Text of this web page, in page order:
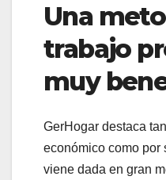
Una
trabajo
muy
GerHogar destaca
económico como por
viene dada en gran